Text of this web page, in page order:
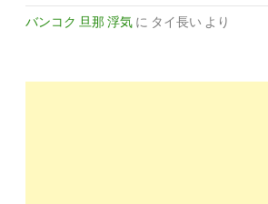
バンコク 旦那 浮気 に タイ長い より